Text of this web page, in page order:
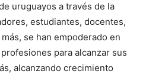
uruguayos a través de la
estudiantes, docentes,
se han empoderado en
para alcanzar sus
alcanzando crecimiento